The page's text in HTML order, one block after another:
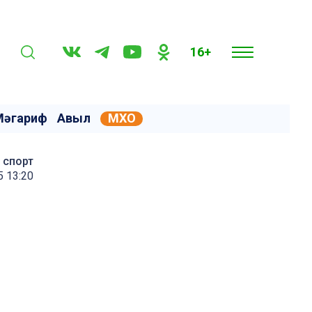
16+
Авыл МХО
спорт
13:20